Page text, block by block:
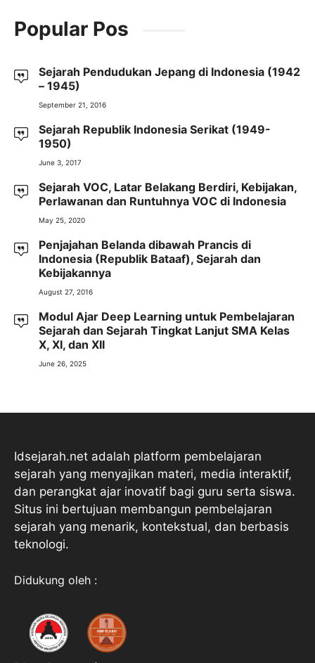
Popular Pos
Sejarah Pendudukan Jepang di Indonesia (1942
– 1945)
September 21, 2016
Sejarah Republik Indonesia Serikat (1949-
1950)
June 3, 2017
Sejarah VOC, Latar Belakang Berdiri, Kebijakan,
Perlawanan dan Runtuhnya VOC di Indonesia
May 25, 2020
Penjajahan Belanda dibawah Prancis di
Indonesia (Republik Bataaf), Sejarah dan
Kebijakannya
August 27, 2016
Modul Ajar Deep Learning untuk Pembelajaran
Sejarah dan Sejarah Tingkat Lanjut SMA Kelas
X, XI, dan XII
June 26, 2025
Idsejarah.net adalah platform pembelajaran
sejarah yang menyajikan materi, media interaktif,
dan perangkat ajar inovatif bagi guru serta siswa.
Situs ini bertujuan membangun pembelajaran
sejarah yang menarik, kontekstual, dan berbasis
teknologi.
Didukung oleh :